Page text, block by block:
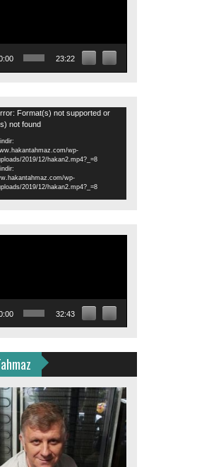
23:22
Format(s) not supported or
not found
wp-
2019/12/hakan2.mp4?_=8
wp-
2019/12/hakan2.mp4?_=8
32:43